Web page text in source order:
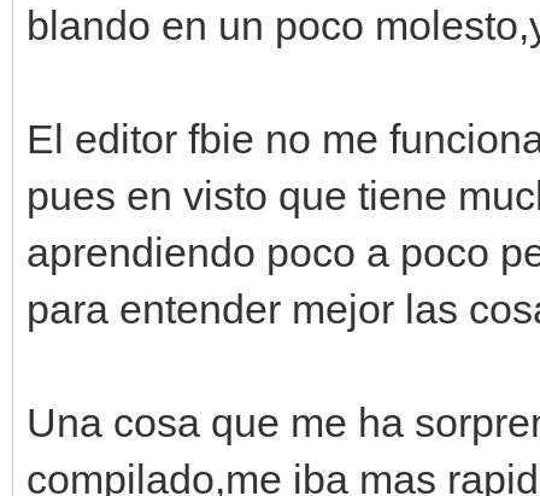
blando en un poco
El editor fbie no me
pues en visto que tiene
aprendiendo poco a poco
para entender mejor las
Una cosa que me ha
compilado,me iba mas